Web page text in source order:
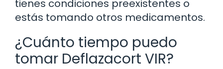
tienes condiciones preexistentes o
estás tomando otros medicamentos.
¿Cuánto tiempo puedo
tomar Deflazacort VIR?